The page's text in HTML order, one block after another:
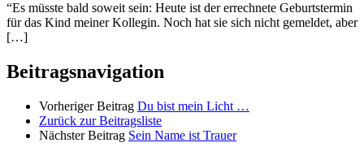
“Es müsste bald soweit sein: Heute ist der errechnete Geburtstermin
für das Kind meiner Kollegin. Noch hat sie sich nicht gemeldet, aber
[…]
Beitragsnavigation
Vorheriger Beitrag Du bist mein Licht …
Zurück zur Beitragsliste
Nächster Beitrag Sein Name ist Trauer